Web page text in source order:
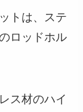
トは、ステ
ロッドホル
ス材のハイ